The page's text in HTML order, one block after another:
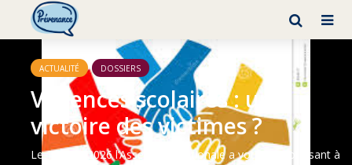
ACTUALITÉ DOSSIERS
Protéger les enfants n’est pas
une option, c’est un devoir !
Violences en milieu scolaire : des manœuvres d’obstruction